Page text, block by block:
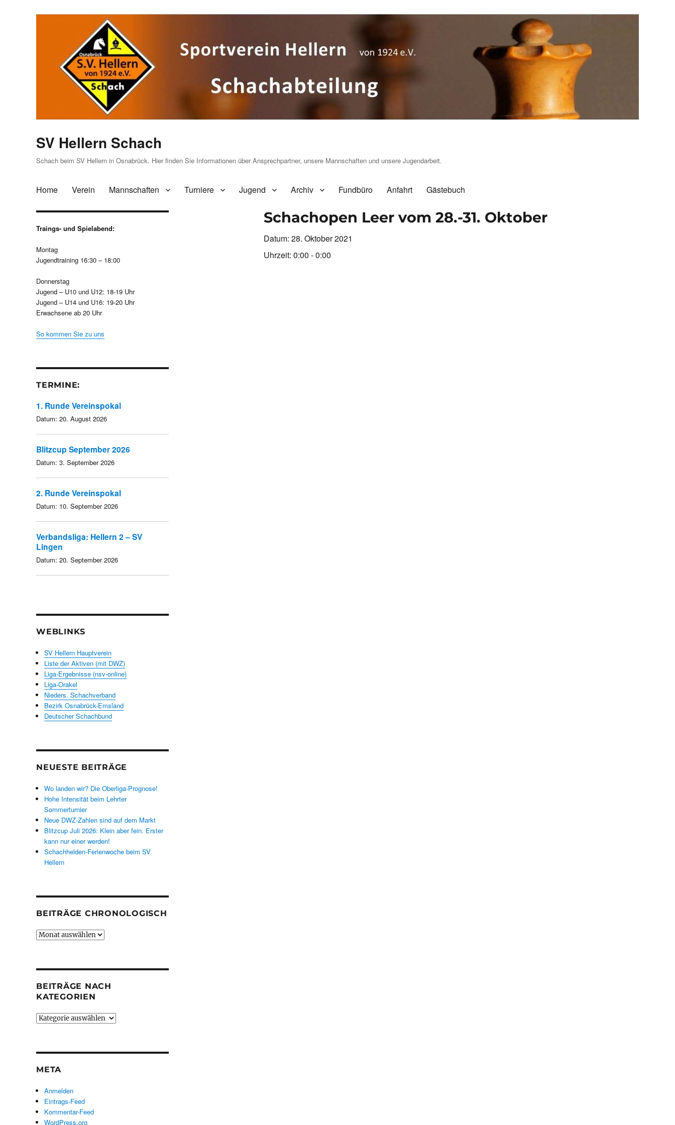
SV Hellern Schach
Schach beim SV Hellern in Osnabrück. Hier finden Sie Informationen über Ansprechpartner, unsere Mannschaften und unsere Jugendarbeit.
Home Verein Mannschaften Turniere Jugend Archiv Fundbüro Anfahrt Gästebuch
Schachopen Leer vom 28.-31. Oktober
Datum: 28. Oktober 2021
Uhrzeit: 0:00 - 0:00
Traings- und Spielabend:
Montag
Jugendtraining 16:30 – 18:00
Donnerstag
Jugend – U10 und U12: 18-19 Uhr
Jugend – U14 und U16: 19-20 Uhr
Erwachsene ab 20 Uhr
So kommen Sie zu uns
TERMINE:
1. Runde Vereinspokal
Datum: 20. August 2026
Blitzcup September 2026
Datum: 3. September 2026
2. Runde Vereinspokal
Datum: 10. September 2026
Verbandsliga: Hellern 2 – SV
Lingen
Datum: 20. September 2026
WEBLINKS
SV Hellern Hauptverein
Liste der Aktiven (mit DWZ)
Liga-Ergebnisse (nsv-online)
Liga-Orakel
Nieders. Schachverband
Bezirk Osnabrück-Emsland
Deutscher Schachbund
NEUESTE BEITRÄGE
Wo landen wir? Die Oberliga-Prognose!
Hohe Intensität beim Lehrter
Sommerturnier
Neue DWZ-Zahlen sind auf dem Markt
Blitzcup Juli 2026: Klein aber fein. Erster
kann nur einer werden!
Schachhelden-Ferienwoche beim SV
Hellern
BEITRÄGE CHRONOLOGISCH
Beiträge
BEITRÄGE NACH
KATEGORIEN
Beiträge
META
Anmelden
Eintrags-Feed
Kommentar-Feed
WordPress.org